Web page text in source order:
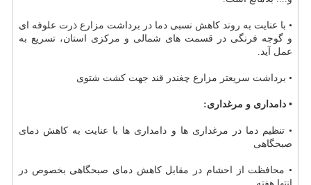
• با عنایت به روند كاهش نسبی دما در برداشت مزارع ذرت علوفه ای
و گوجه فرنگی در قسمت های شمالی و مركزی استان، تسریع به
عمل آید.
• برداشت سریعتر مزارع چغندر قند جهت كشت شتوی
• دامداری و مرغداری:
• تنظیم دما در مرغداری ها و دامداری ها با عنایت به كاهش دمای
صبحگاهی
• محافظت از احشام در مقابل كاهش دمای صبحگاهی بخصوص در
انتها هفته